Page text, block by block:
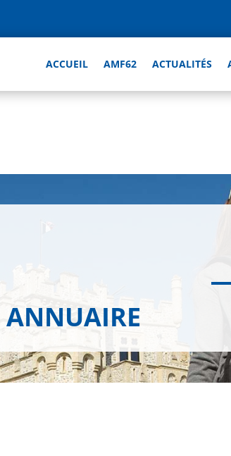
ACCUEIL AMF62 ACTUALITÉS
ANNUAIRE